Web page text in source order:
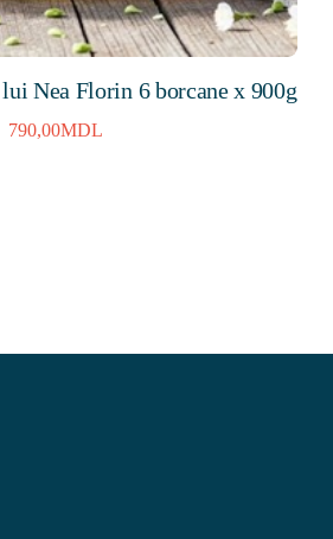
Nea Florin 6 borcane x 900g
790,00MDL